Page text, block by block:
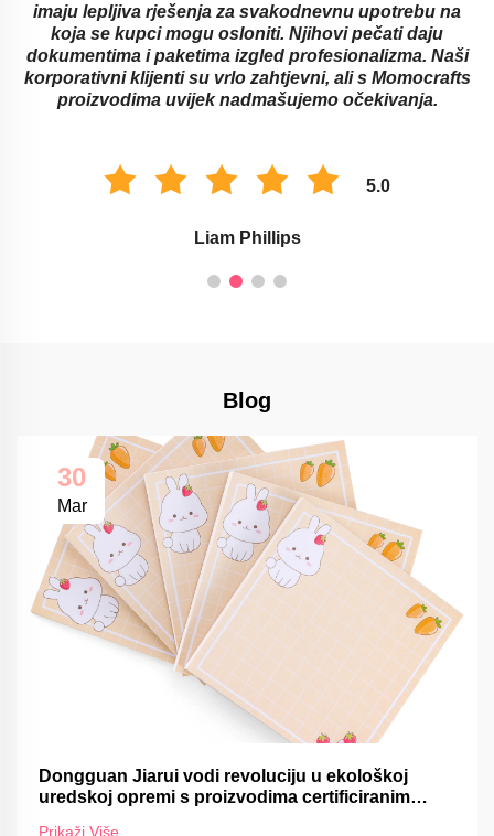
imaju lepljiva rješenja za svakodnevnu upotrebu na
koja se kupci mogu osloniti. Njihovi pečati daju
dokumentima i paketima izgled profesionalizma. Naši
korporativni klijenti su vrlo zahtjevni, ali s Momocrafts
proizvodima uvijek nadmašujemo očekivanja.
5.0
Liam Phillips
Blog
30
Mar
Dongguan Jiarui vodi revoluciju u ekološkoj
uredskoj opremi s proizvodima certificiranim
Prikaži Više